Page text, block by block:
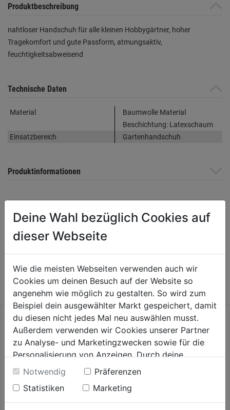
Produktbeschreibung
nahtloser Handschuh für alle kleinen Hobbygärtner, hoher
Tragekomfort und gute Passform, atmungsaktiv,
feuchtigkeitsabweisend
Technische Daten
Material
Baumwolle Material
Beschichtung: Latexschaum
Einsatzbereich
Gartenhandschuh
Produktinformationen
WEITERE PRODUKTE AUS DIESER
KATEGORIE
Deine Wahl bezüglich Cookies auf
dieser Webseite
Wie die meisten Webseiten verwenden auch wir
Cookies um deinen Besuch auf der Website so
angenehm wie möglich zu gestalten. So wird zum
Beispiel dein ausgewählter Markt gespeichert, damit
du diesen nicht jedes Mal neu auswählen musst.
Außerdem verwenden wir Cookies unserer Partner
zu Analyse- und Marketingzwecken sowie für die
Personalisierung von Anzeigen. Durch deine
Einwilligung werden die Daten von Drittanbieter,
unter anderem auch in den USA, verarbeitet.
Durch Klick auf "Alle Cookies erlauben" stimmst du
der Verwendung aller Cookies zu. Unter "Details
Notwendig
Präferenzen
Statistiken
Marketing